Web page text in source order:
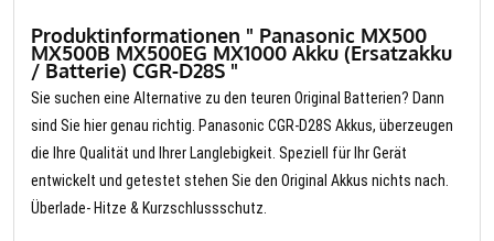
Produktinformationen " Panasonic MX500
MX500B MX500EG MX1000 Akku (Ersatzakku
/ Batterie) CGR-D28S "
Sie suchen eine Alternative zu den teuren Original Batterien? Dann
sind Sie hier genau richtig. Panasonic CGR-D28S Akkus, überzeugen
die Ihre Qualität und Ihrer Langlebigkeit. Speziell für Ihr Gerät
entwickelt und getestet stehen Sie den Original Akkus nichts nach.
Überlade- Hitze & Kurzschlussschutz.